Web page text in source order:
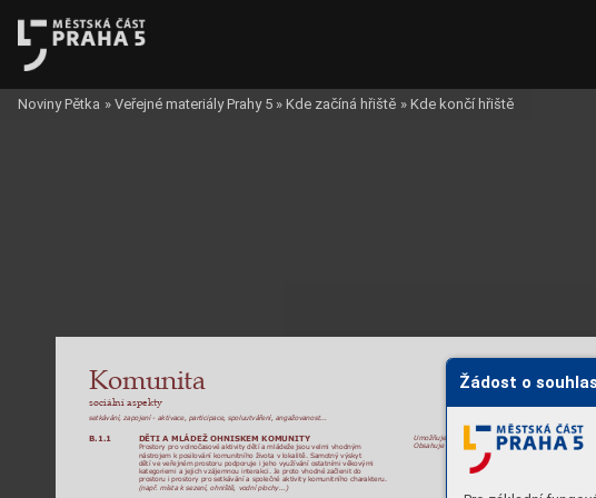
Žádost o
DĚTI A MLÁDEŽ OHNISKEM KOMUNITY
Prostory pro volnočasové aktivity dětí a mládeže jsou velmi vhodným
nástrojem k posilování komunitního života v lokalitě. Samotný výskyt
dětí ve veřejném prostoru podporuje i jeho využívání ostatními věkovými
kategoriemi a jejich vzájemnou interakci. Je proto vhodné začlenit do
prostoru i prostory pro setkávání a společné aktivity komunitního charakteru.
(např. místa k sezení, ohniště, vodní plochy...)
Komunita
sociální aspekty
setkávání, zapojení - aktivace, participace, spoluutváření, angažovanost...
B.1.1
Umožňuje návrh místa snadno navazovat sociální
Obsahuje dostatek prvků k podpoře setkávání komunity?
Noviny Pětka » Veřejné materiály Prahy 5 » Kde začíná hřiště » Kde končí hřiště